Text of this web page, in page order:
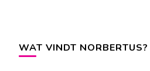
WAT VINDT NORBERTUS?